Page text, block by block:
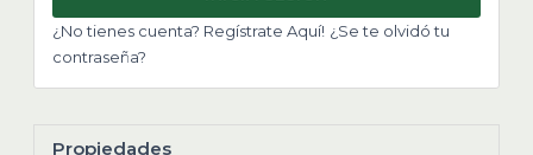
¿No tienes cuenta? Regístrate Aquí! ¿Se te olvidó tu
contraseña?
Propiedades